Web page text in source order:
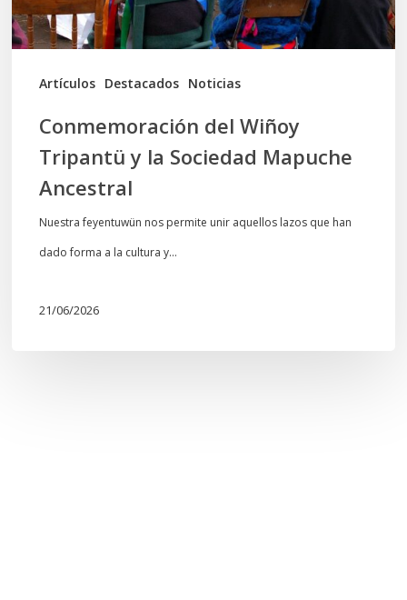
Artículos Destacados Noticias
Mapuche
Ancestral
Conmemoración del Wiñoy
Tripantü y la Sociedad Mapuche
Ancestral
Nuestra feyentuwün nos permite unir aquellos lazos que han
dado forma a la cultura y…
21/06/2026